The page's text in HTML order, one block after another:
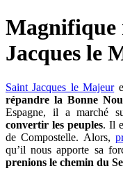
Magnifique
Jacques le
Saint Jacques le Majeur
répandre la Bonne
Espagne, il a marché
convertir les peuples. Il
de Compostelle. Alors,
qu’il nous apporte sa
prenions le chemin du